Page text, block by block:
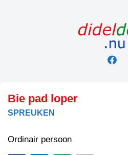
Bie pad loper
SPREUKEN
Ordinair persoon